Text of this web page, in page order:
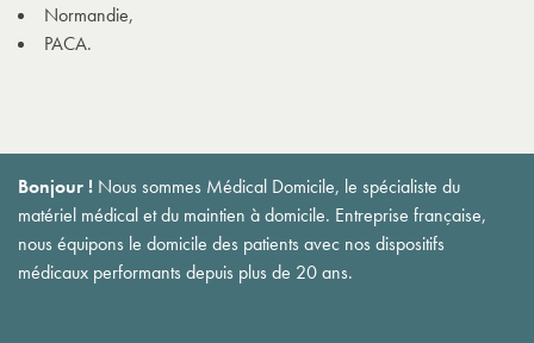
Normandie,
PACA.
Bonjour ! Nous sommes Médical Domicile, le spécialiste du
matériel médical et du maintien à domicile. Entreprise française,
nous équipons le domicile des patients avec nos dispositifs
médicaux performants depuis plus de 20 ans.